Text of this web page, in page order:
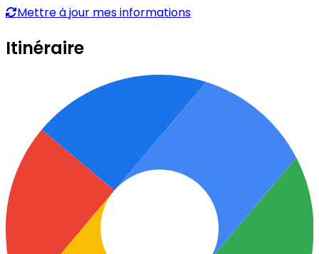
Mettre à jour mes informations
Itinéraire